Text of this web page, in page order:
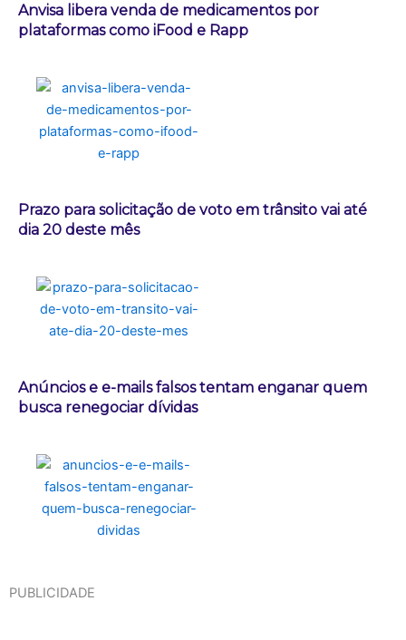
Anvisa libera venda de medicamentos por
plataformas como iFood e Rapp
Prazo para solicitação de voto em trânsito vai até
dia 20 deste mês
Anúncios e e-mails falsos tentam enganar quem
busca renegociar dívidas
PUBLICIDADE